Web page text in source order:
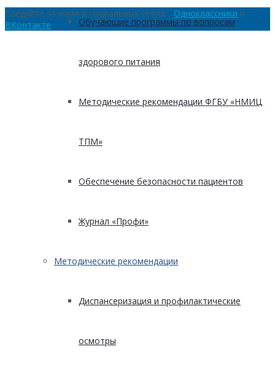
Обучающие программы по вопросам
здорового питания
Методические рекомендации ФГБУ «НМИЦ
ТПМ»
Обеспечение безопасности пациентов
Журнал «Профи»
Методические рекомендации
Диспансеризация и профилактические
осмотры
Следуйте за нами в социальных сетях: Одноклассники и
ВКонтакте